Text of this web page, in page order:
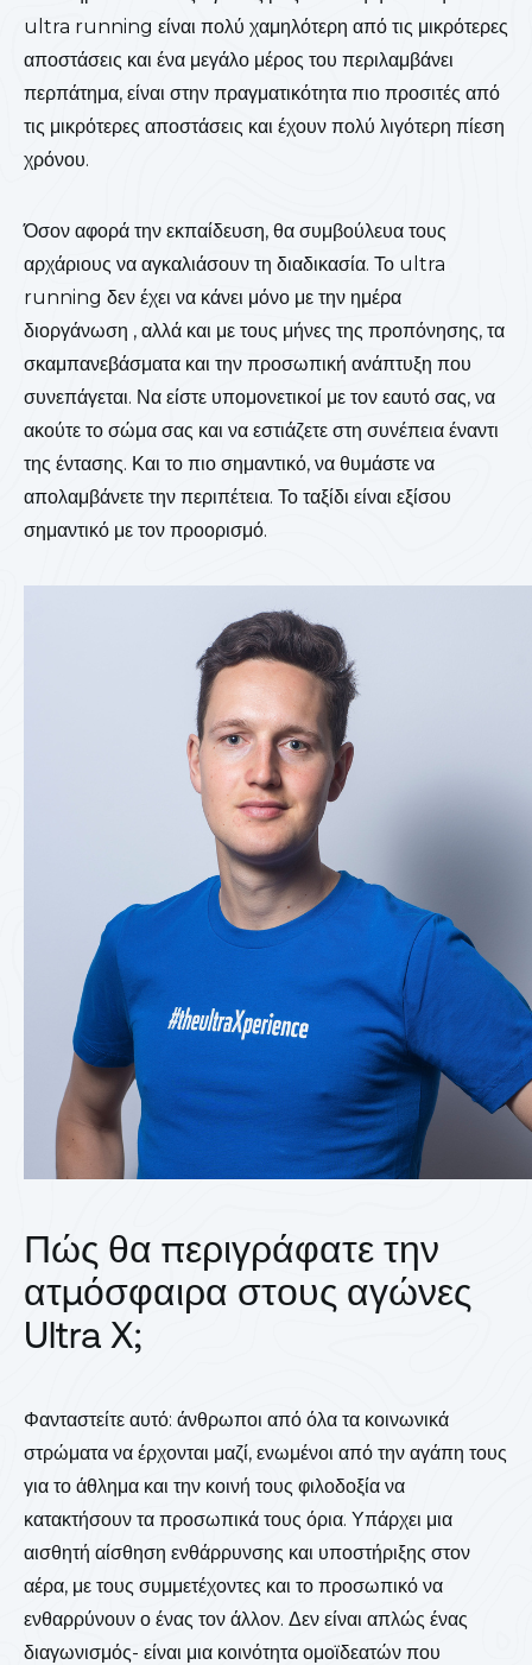
ultra running είναι πολύ χαμηλότερη από τις μικρότερες
αποστάσεις και ένα μεγάλο μέρος του περιλαμβάνει
περπάτημα, είναι στην πραγματικότητα πιο προσιτές από
τις μικρότερες αποστάσεις και έχουν πολύ λιγότερη πίεση
χρόνου.
Όσον αφορά την εκπαίδευση, θα συμβούλευα τους
αρχάριους να αγκαλιάσουν τη διαδικασία. Το ultra
running δεν έχει να κάνει μόνο με την ημέρα
διοργάνωση , αλλά και με τους μήνες της προπόνησης, τα
σκαμπανεβάσματα και την προσωπική ανάπτυξη που
συνεπάγεται. Να είστε υπομονετικοί με τον εαυτό σας, να
ακούτε το σώμα σας και να εστιάζετε στη συνέπεια έναντι
της έντασης. Και το πιο σημαντικό, να θυμάστε να
απολαμβάνετε την περιπέτεια. Το ταξίδι είναι εξίσου
σημαντικό με τον προορισμό.
Πώς θα περιγράφατε την
ατμόσφαιρα στους αγώνες
Ultra X;
Φανταστείτε αυτό: άνθρωποι από όλα τα κοινωνικά
στρώματα να έρχονται μαζί, ενωμένοι από την αγάπη τους
για το άθλημα και την κοινή τους φιλοδοξία να
κατακτήσουν τα προσωπικά τους όρια. Υπάρχει μια
αισθητή αίσθηση ενθάρρυνσης και υποστήριξης στον
αέρα, με τους συμμετέχοντες και το προσωπικό να
ενθαρρύνουν ο ένας τον άλλον. Δεν είναι απλώς ένας
διαγωνισμός- είναι μια κοινότητα ομοϊδεατών που